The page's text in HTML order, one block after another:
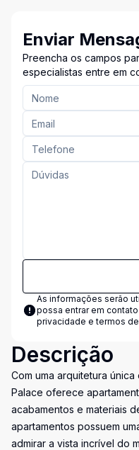
Enviar
Preencha os campos
especialistas entre em
As informações serão
possa entrar em
privacidade e termos
Descrição
Com uma arquitetura
Palace oferece
acabamentos e materiais
apartamentos possuem
admirar a vista incrível do